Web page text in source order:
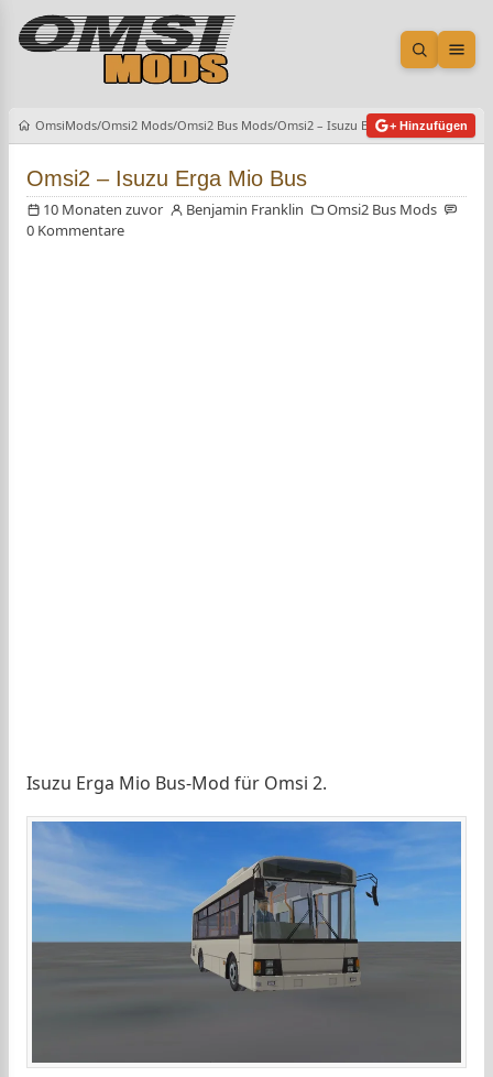
Suche
OmsiMods Omsi2 Mods Omsi2 Bus Mods Omsi2 – Isuzu Erga Mio Bus
+ Hinzufügen
Omsi2 – Isuzu Erga Mio Bus
10 Monaten zuvor Benjamin Franklin
Omsi2 Bus Mods
0 Kommentare
Isuzu Erga Mio Bus-Mod für Omsi 2.